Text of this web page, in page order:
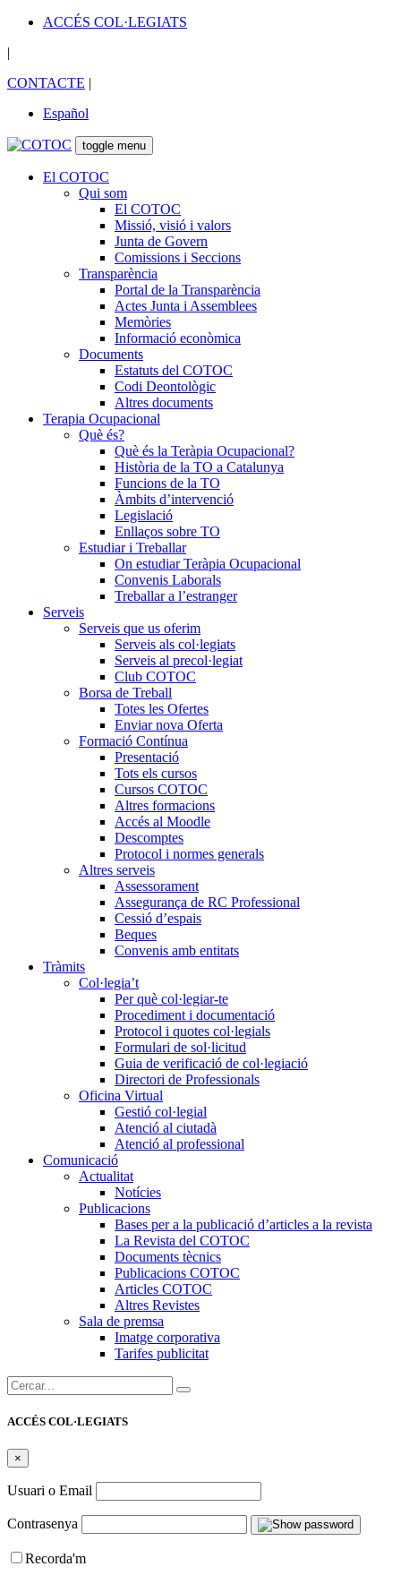
ACCÉS COL·LEGIATS
|
CONTACTE |
Español
toggle menu
El COTOC
Qui som
El COTOC
Missió, visió i valors
Junta de Govern
Comissions i Seccions
Transparència
Portal de la Transparència
Actes Junta i Assemblees
Memòries
Informació econòmica
Documents
Estatuts del COTOC
Codi Deontològic
Altres documents
Terapia Ocupacional
Què és?
Què és la Teràpia Ocupacional?
Història de la TO a Catalunya
Funcions de la TO
Àmbits d’intervenció
Legislació
Enllaços sobre TO
Estudiar i Treballar
On estudiar Teràpia Ocupacional
Convenis Laborals
Treballar a l’estranger
Serveis
Serveis que us oferim
Serveis als col·legiats
Serveis al precol·legiat
Club COTOC
Borsa de Treball
Totes les Ofertes
Enviar nova Oferta
Formació Contínua
Presentació
Tots els cursos
Cursos COTOC
Altres formacions
Accés al Moodle
Descomptes
Protocol i normes generals
Altres serveis
Assessorament
Assegurança de RC Professional
Cessió d’espais
Beques
Convenis amb entitats
Tràmits
Col·legia’t
Per què col·legiar-te
Procediment i documentació
Protocol i quotes col·legials
Formulari de sol·licitud
Guia de verificació de col·legiació
Directori de Professionals
Oficina Virtual
Gestió col·legial
Atenció al ciutadà
Atenció al professional
Comunicació
Actualitat
Notícies
Publicacions
Bases per a la publicació d’articles a la revista
La Revista del COTOC
Documents tècnics
Publicacions COTOC
Articles COTOC
Altres Revistes
Sala de premsa
Imatge corporativa
Tarifes publicitat
Cercar:
ACCÉS COL·LEGIATS
×
Usuari o Email
Contrasenya
Recorda'm